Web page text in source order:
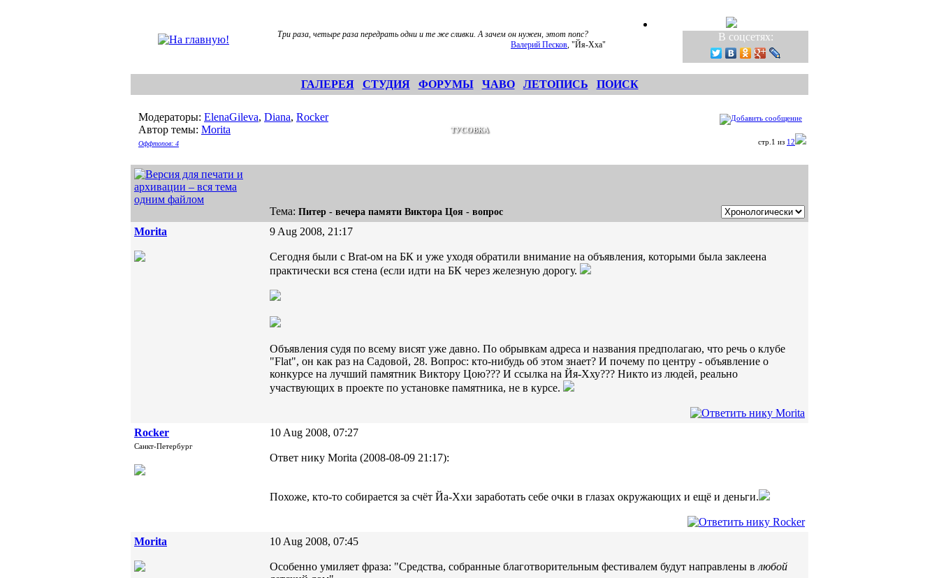
Три раза, четыре раза передрать одни и те же сливки. А зачем он нужен, этот попс?
Валерий Песков, "Йя-Хха"
В соцсетях:
ГАЛЕРЕЯ СТУДИЯ ФОРУМЫ ЧАВО ЛЕТОПИСЬ ПОИСК
Модераторы: ElenaGileva, Diana, Rocker
Автор темы: Morita
Оффтопов: 4
ТУСОВКА
стр.1 из 12
Тема: Питер - вечера памяти Виктора Цоя - вопрос
Morita 9 Aug 2008, 21:17
Сегодня были с Brat-ом на БК и уже уходя обратили внимание на объявления, которыми была заклеена
практически вся стена (если идти на БК через железную дорогу.
Объявления судя по всему висят уже давно. По обрывкам адреса и названия предполагаю, что речь о клубе
"Flat", он как раз на Садовой, 28. Вопрос: кто-нибудь об этом знает? И почему по центру - объявление о
конкурсе на лучший памятник Виктору Цою??? И ссылка на Йя-Хху??? Никто из людей, реально
участвующих в проекте по установке памятника, не в курсе.
Rocker
Санкт-Петербург
10 Aug 2008, 07:27
Ответ нику Morita (2008-08-09 21:17):
Похоже, кто-то собирается за счёт Йа-Ххи заработать себе очки в глазах окружающих и ещё и деньги.
Morita 10 Aug 2008, 07:45
Особенно умиляет фраза: "Средства, собранные благотворительным фестивалем будут направлены в любой